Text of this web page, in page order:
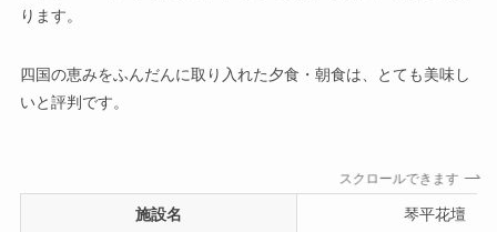
ります。
四国の恵みをふんだんに取り入れた夕食・朝食は、とても美味し
いと評判です。
スクロールできます
施設名 琴平花壇